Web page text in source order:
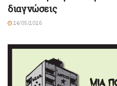
διαγνώσεις
24/05/2026